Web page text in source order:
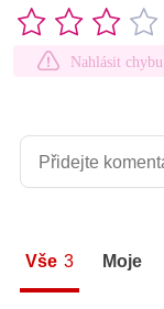
Nahlásit chybu